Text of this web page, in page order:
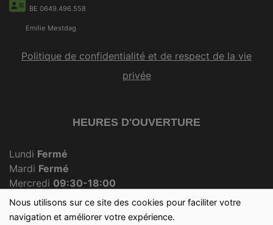
Nous utilisons sur ce site des cookies pour faciliter votre
navigation et améliorer votre expérience.
BE 0649.496.558
Emilie Mestdag
Politique de confidentialité et de respect de la vie
privée
HEURES D'OUVERTURE
Lundi Fermé
Mardi Fermé
Mercredi 09:30-18:00
JeudiFermé
Vendredi 09:30-18:00